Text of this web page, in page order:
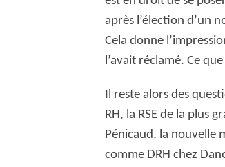
après l’élection d’un
Cela donne
l’avait réclamé. Ce
Il reste alors des
RH, la RSE de la plus
Pénicaud, la nouvelle
comme DRH chez